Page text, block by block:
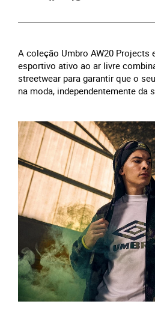
A coleção Umbro AW20 Projects
esportivo ativo ao ar livre
streetwear para garantir que o
na moda, independentemente da